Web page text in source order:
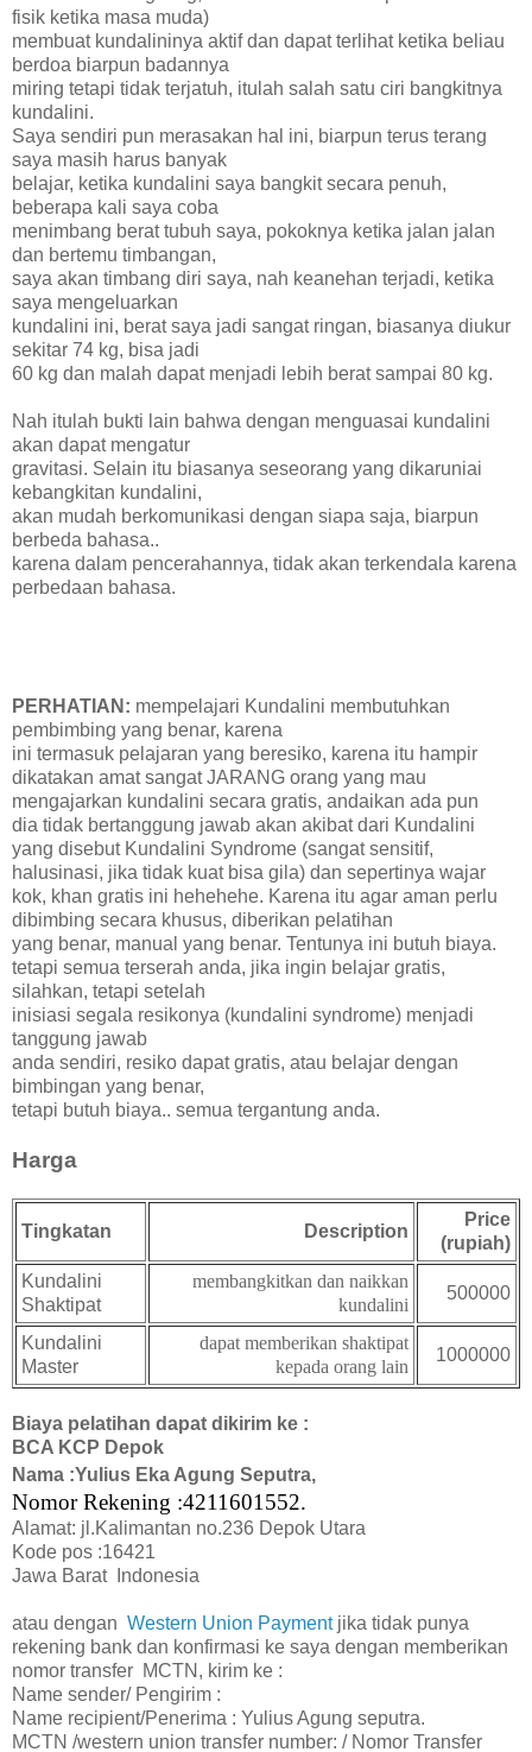
fisik ketika masa muda)
membuat kundalininya aktif dan dapat terlihat ketika beliau
berdoa biarpun badannya
miring tetapi tidak terjatuh, itulah salah satu ciri bangkitnya
kundalini.
Saya sendiri pun merasakan hal ini, biarpun terus terang
saya masih harus banyak
belajar, ketika kundalini saya bangkit secara penuh,
beberapa kali saya coba
menimbang berat tubuh saya, pokoknya ketika jalan jalan
dan bertemu timbangan,
saya akan timbang diri saya, nah keanehan terjadi, ketika
saya mengeluarkan
kundalini ini, berat saya jadi sangat ringan, biasanya diukur
sekitar 74 kg, bisa jadi
60 kg dan malah dapat menjadi lebih berat sampai 80 kg.
Nah itulah bukti lain bahwa dengan menguasai kundalini
akan dapat mengatur
gravitasi. Selain itu biasanya seseorang yang dikaruniai
kebangkitan kundalini,
akan mudah berkomunikasi dengan siapa saja, biarpun
berbeda bahasa..
karena dalam pencerahannya, tidak akan terkendala karena
perbedaan bahasa.
PERHATIAN: mempelajari Kundalini membutuhkan
pembimbing yang benar, karena
ini termasuk pelajaran yang beresiko, karena itu hampir
dikatakan amat sangat JARANG orang yang mau
mengajarkan kundalini secara gratis, andaikan ada pun
dia tidak bertanggung jawab akan akibat dari Kundalini
yang disebut Kundalini Syndrome (sangat sensitif,
halusinasi, jika tidak kuat bisa gila) dan sepertinya wajar
kok, khan gratis ini hehehehe. Karena itu agar aman perlu
dibimbing secara khusus, diberikan pelatihan
yang benar, manual yang benar. Tentunya ini butuh biaya.
tetapi semua terserah anda, jika ingin belajar gratis,
silahkan, tetapi setelah
inisiasi segala resikonya (kundalini syndrome) menjadi
tanggung jawab
anda sendiri, resiko dapat gratis, atau belajar dengan
bimbingan yang benar,
tetapi butuh biaya.. semua tergantung anda.
Harga
Tingkatan Description
Price
(rupiah)
Kundalini
Shaktipat
membangkitkan dan naikkan
kundalini
500000
Kundalini
Master
dapat memberikan shaktipat
kepada orang lain
1000000
Biaya pelatihan dapat dikirim ke :
BCA KCP Depok
Nama :Yulius Eka Agung Seputra,
Nomor Rekening :4211601552.
Alamat: jl.Kalimantan no.236 Depok Utara
Kode pos :16421
Jawa Barat Indonesia
atau dengan Western Union Paymentjika tidak punya
rekening bank dan konfirmasi ke saya dengan memberikan
nomor transfer MCTN, kirim ke :
Name sender/ Pengirim :
Name recipient/Penerima : Yulius Agung seputra.
MCTN /western union transfer number: / Nomor Transfer